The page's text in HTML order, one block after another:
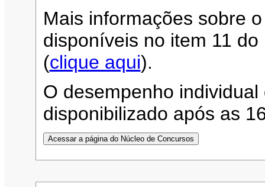
Mais informações sobre
disponíveis no item 11
(clique aqui).
O desempenho
disponibilizado após as